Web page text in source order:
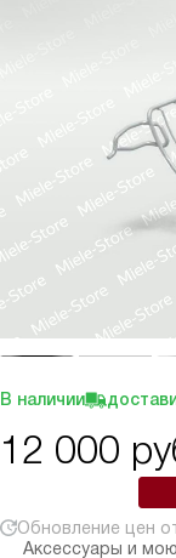
В наличии
12 000
Обновление цен
Аксессуары и